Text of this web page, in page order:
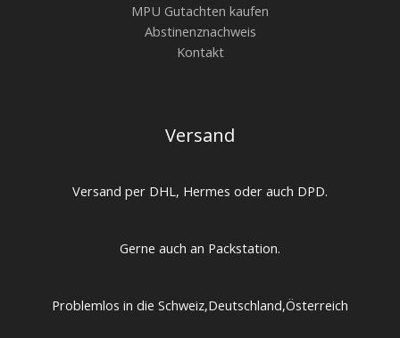
MPU Gutachten kaufen
Abstinenznachweis
Kontakt
Versand
Versand per DHL, Hermes oder auch DPD.
Gerne auch an Packstation.
Problemlos in die Schweiz,Deutschland,Österreich